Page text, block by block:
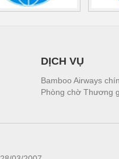
DỊCH VỤ
Bamboo Airways
Phòng chờ Thương